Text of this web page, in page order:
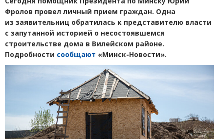
Фролов провел личный прием граждан. Одна
из заявительниц обратилась к представителю власти
с запутанной историей о несостоявшемся
строительстве дома в Вилейском районе.
Подробности сообщают «Минск-Новости».